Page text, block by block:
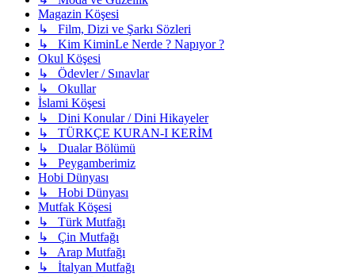
Magazin Köşesi
↳ Film, Dizi ve Şarkı Sözleri
↳ Kim KiminLe Nerde ? Napıyor ?
Okul Köşesi
↳ Ödevler / Sınavlar
↳ Okullar
İslami Köşesi
↳ Dini Konular / Dini Hikayeler
↳ TÜRKÇE KURAN-I KERİM
↳ Dualar Bölümü
↳ Peygamberimiz
Hobi Dünyası
↳ Hobi Dünyası
Mutfak Köşesi
↳ Türk Mutfağı
↳ Çin Mutfağı
↳ Arap Mutfağı
↳ İtalyan Mutfağı